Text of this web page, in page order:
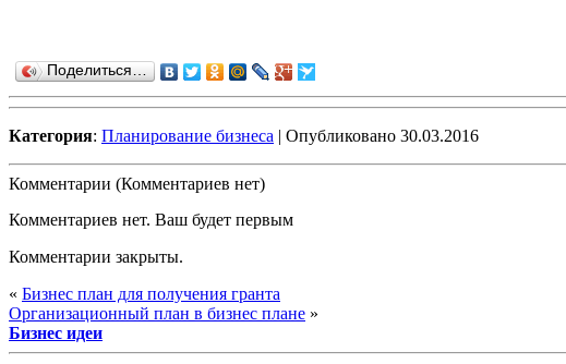
Поделиться…
Категория: Планирование бизнеса | Опубликовано 30.03.2016
Комментарии (Комментариев нет)
Комментариев нет. Ваш будет первым
Комментарии закрыты.
« Бизнес план для получения гранта
Организационный план в бизнес плане »
Бизнес идеи